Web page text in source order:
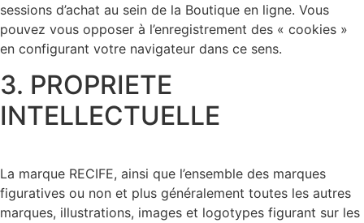
sessions d’achat au sein de la Boutique en ligne. Vous
pouvez vous opposer à l’enregistrement des « cookies »
en configurant votre navigateur dans ce sens.
3. PROPRIETE
INTELLECTUELLE
La marque RECIFE, ainsi que l’ensemble des marques
figuratives ou non et plus généralement toutes les autres
marques, illustrations, images et logotypes figurant sur les